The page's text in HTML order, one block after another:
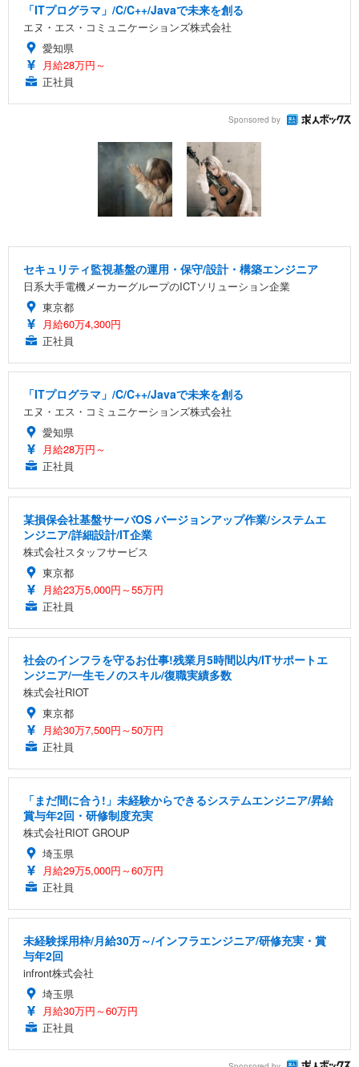
「ITプログラマ」/C/C++/Javaで未来を創る
エヌ・エス・コミュニケーションズ株式会社
愛知県
月給28万円～
正社員
Sponsored by
セキュリティ監視基盤の運用・保守/設計・構築エンジニア
日系大手電機メーカーグループのICTソリューション企業
東京都
月給60万4,300円
正社員
「ITプログラマ」/C/C++/Javaで未来を創る
エヌ・エス・コミュニケーションズ株式会社
愛知県
月給28万円～
正社員
某損保会社基盤サーバOS バージョンアップ作業/システムエ
ンジニア/詳細設計/IT企業
株式会社スタッフサービス
東京都
月給23万5,000円～55万円
正社員
社会のインフラを守るお仕事!残業月5時間以内/ITサポートエ
ンジニア/一生モノのスキル/復職実績多数
株式会社RIOT
東京都
月給30万7,500円～50万円
正社員
「まだ間に合う!」未経験からできるシステムエンジニア/昇給
賞与年2回・研修制度充実
株式会社RIOT GROUP
埼玉県
月給29万5,000円～60万円
正社員
未経験採用枠/月給30万～/インフラエンジニア/研修充実・賞
与年2回
infront株式会社
埼玉県
月給30万円～60万円
正社員